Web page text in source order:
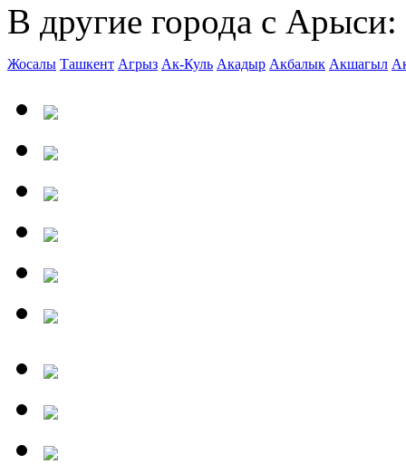
В другие города с Арыси:
Жосалы Ташкент Агрыз Ак-Куль Акадыр Акбалык Акшагыл